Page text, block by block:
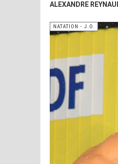
ALEXANDRE
NATATION - J.O.